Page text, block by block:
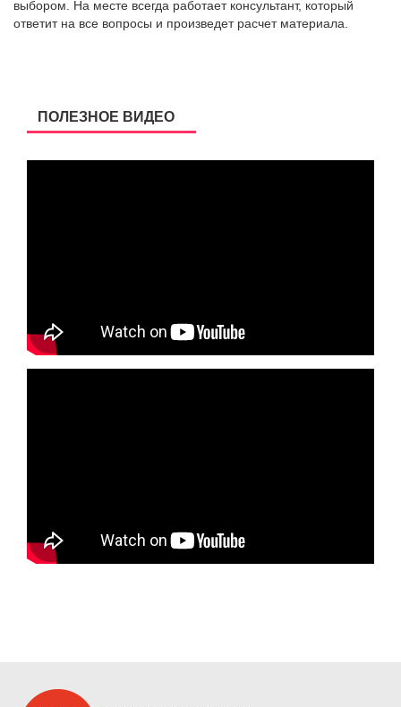
выбором. На месте всегда работает консультант, который
ответит на все вопросы и произведет расчет материала.
ПОЛЕЗНОЕ ВИДЕО